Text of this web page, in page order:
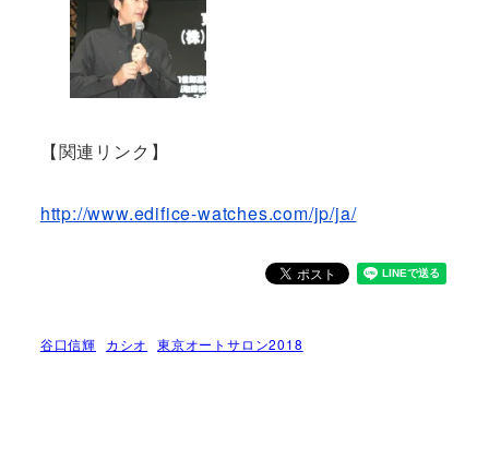
【関連リンク】
http://www.edifice-watches.com/jp/ja/
谷口信輝 カシオ 東京オートサロン2018